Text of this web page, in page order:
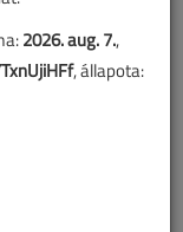
2026. aug. 7.,
, állapota: